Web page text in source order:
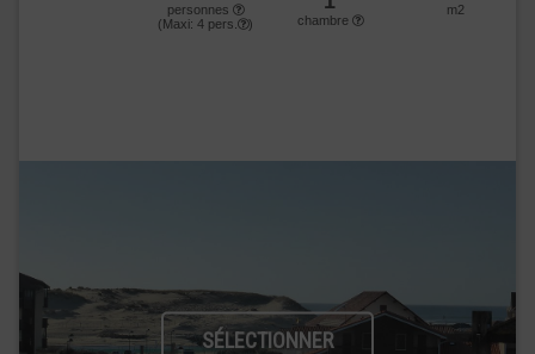
personnes
(Maxi: 4 pers. ) chambre
m2
SÉLECTIONNER